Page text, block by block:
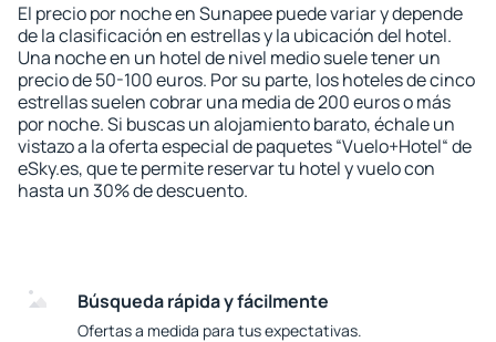
El precio por noche en Sunapee puede variar y depende
de la clasificación en estrellas y la ubicación del hotel.
Una noche en un hotel de nivel medio suele tener un
precio de 50-100 euros. Por su parte, los hoteles de cinco
estrellas suelen cobrar una media de 200 euros o más
por noche. Si buscas un alojamiento barato, échale un
vistazo a la oferta especial de paquetes “Vuelo+Hotel“ de
eSky.es, que te permite reservar tu hotel y vuelo con
hasta un 30% de descuento.
Búsqueda rápida y fácilmente
Ofertas a medida para tus expectativas.